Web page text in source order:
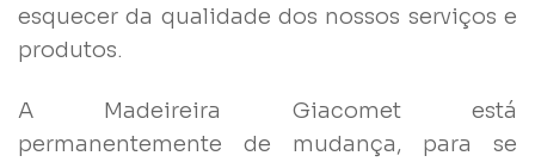
esquecer da qualidade dos nossos serviços e
produtos.
A Madeireira Giacomet está
permanentemente de mudança, para se